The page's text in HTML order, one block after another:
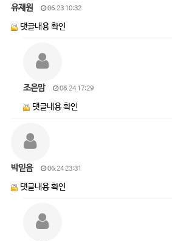
유재원 06.23 10:32
댓글내용 확인
조은맘 06.24 17:29
댓글내용 확인
박믿음 06.24 23:31
댓글내용 확인